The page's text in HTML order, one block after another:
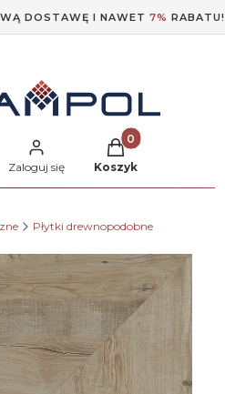
DOSTAWĘ I NAWET 7% RABATU!
Zaloguj się
Produkty w
Koszyk
Płytki drewnopodobne